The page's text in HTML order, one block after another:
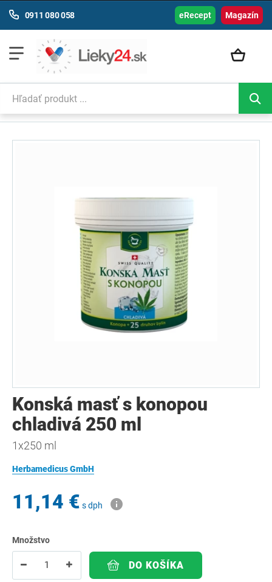
Magazín
0911 080 058 eRecept
Konská masť s konopou
chladivá 250 ml
1x250 ml
Herbamedicus GmbH
11,14 € s dph
Množstvo
DO KOŠÍKA